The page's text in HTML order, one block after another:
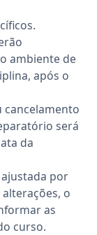
ambiente de
após o
cancelamento
será
da
por
o
as
curso.